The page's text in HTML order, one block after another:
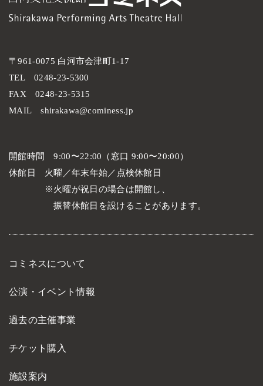
開館時間
9:00〜22:00（窓口 9:00〜20:00）
休館日
火曜／年末年始／点検休館日
火曜が祝日の場合は開館し、
振替休館日を設けることがあります。
〒961-0075 白河市会津町1-17
TEL
0248-23-5300
FAX
0248-23-5315
MAIL
shirakawa@cominess.jp
コミネスについて
公演・イベント情報
過去の主催事業
チケット購入
施設案内